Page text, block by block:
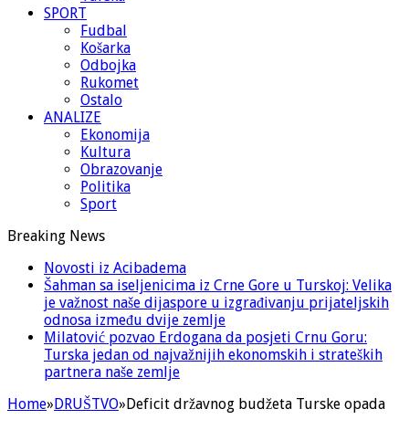
SPORT
Fudbal
Košarka
Odbojka
Rukomet
Ostalo
ANALIZE
Ekonomija
Kultura
Obrazovanje
Politika
Sport
Breaking News
Novosti iz Acibadema
Šahman sa iseljenicima iz Crne Gore u Turskoj: Velika
je važnost naše dijaspore u izgrađivanju prijateljskih
odnosa između dvije zemlje
Milatović pozvao Erdogana da posjeti Crnu Goru:
Turska jedan od najvažnijih ekonomskih i strateških
partnera naše zemlje
Home»DRUŠTVO»Deficit državnog budžeta Turske opada